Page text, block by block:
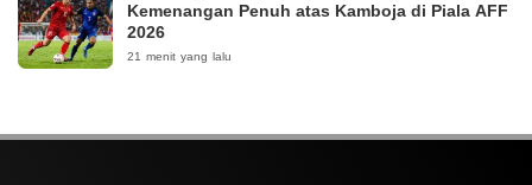
Kemenangan Penuh atas Kamboja di Piala AFF
2026
21 menit yang lalu